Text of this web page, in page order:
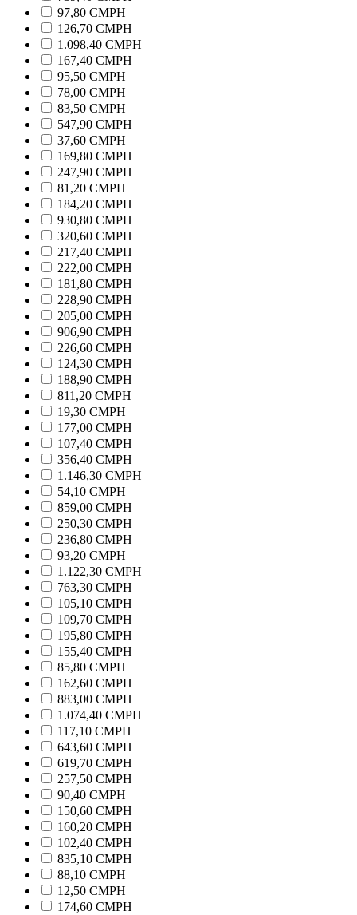
97,80 CMPH
126,70 CMPH
1.098,40 CMPH
167,40 CMPH
95,50 CMPH
78,00 CMPH
83,50 CMPH
547,90 CMPH
37,60 CMPH
169,80 CMPH
247,90 CMPH
81,20 CMPH
184,20 CMPH
930,80 CMPH
320,60 CMPH
217,40 CMPH
222,00 CMPH
181,80 CMPH
228,90 CMPH
205,00 CMPH
906,90 CMPH
226,60 CMPH
124,30 CMPH
188,90 CMPH
811,20 CMPH
19,30 CMPH
177,00 CMPH
107,40 CMPH
356,40 CMPH
1.146,30 CMPH
54,10 CMPH
859,00 CMPH
250,30 CMPH
236,80 CMPH
93,20 CMPH
1.122,30 CMPH
763,30 CMPH
105,10 CMPH
109,70 CMPH
195,80 CMPH
155,40 CMPH
85,80 CMPH
162,60 CMPH
883,00 CMPH
1.074,40 CMPH
117,10 CMPH
643,60 CMPH
619,70 CMPH
257,50 CMPH
90,40 CMPH
150,60 CMPH
160,20 CMPH
102,40 CMPH
835,10 CMPH
88,10 CMPH
12,50 CMPH
174,60 CMPH